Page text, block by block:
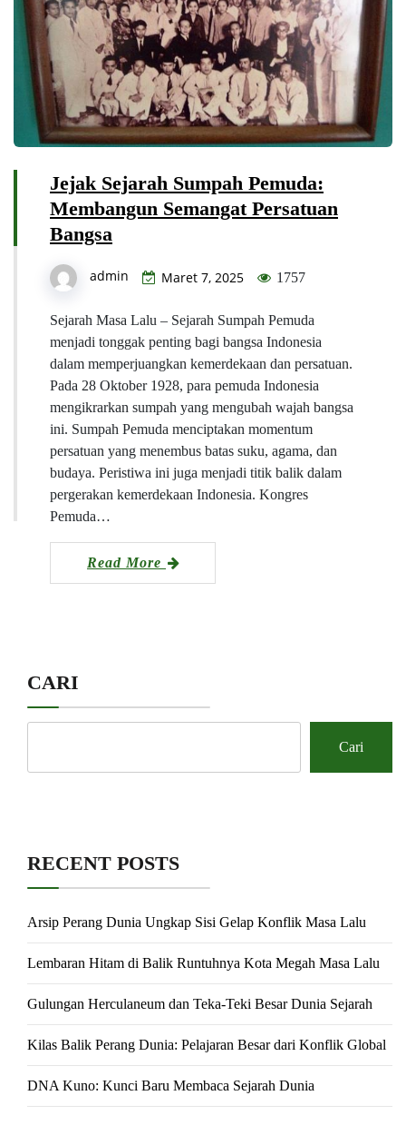
Jejak Sejarah Sumpah Pemuda:
Membangun Semangat Persatuan
Bangsa
admin Maret 7, 2025 1757
Sejarah Masa Lalu – Sejarah Sumpah Pemuda
menjadi tonggak penting bagi bangsa Indonesia
dalam memperjuangkan kemerdekaan dan persatuan.
Pada 28 Oktober 1928, para pemuda Indonesia
mengikrarkan sumpah yang mengubah wajah bangsa
ini. Sumpah Pemuda menciptakan momentum
persatuan yang menembus batas suku, agama, dan
budaya. Peristiwa ini juga menjadi titik balik dalam
pergerakan kemerdekaan Indonesia. Kongres
Pemuda…
Read More
CARI
Cari
RECENT POSTS
Arsip Perang Dunia Ungkap Sisi Gelap Konflik Masa Lalu
Lembaran Hitam di Balik Runtuhnya Kota Megah Masa Lalu
Gulungan Herculaneum dan Teka-Teki Besar Dunia Sejarah
Kilas Balik Perang Dunia: Pelajaran Besar dari Konflik Global
DNA Kuno: Kunci Baru Membaca Sejarah Dunia